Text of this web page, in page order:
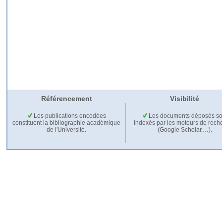
Référencement Visibilité
Les publications encodées
constituent la bibliographie académique
de l'Université.
Les documents déposés
indexés par les moteurs de
(Google Scholar,…).